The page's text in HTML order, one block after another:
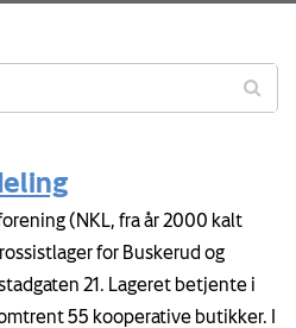
(NKL, fra år 2000 kalt
for Buskerud og
21. Lageret betjente i
55 kooperative butikker. I